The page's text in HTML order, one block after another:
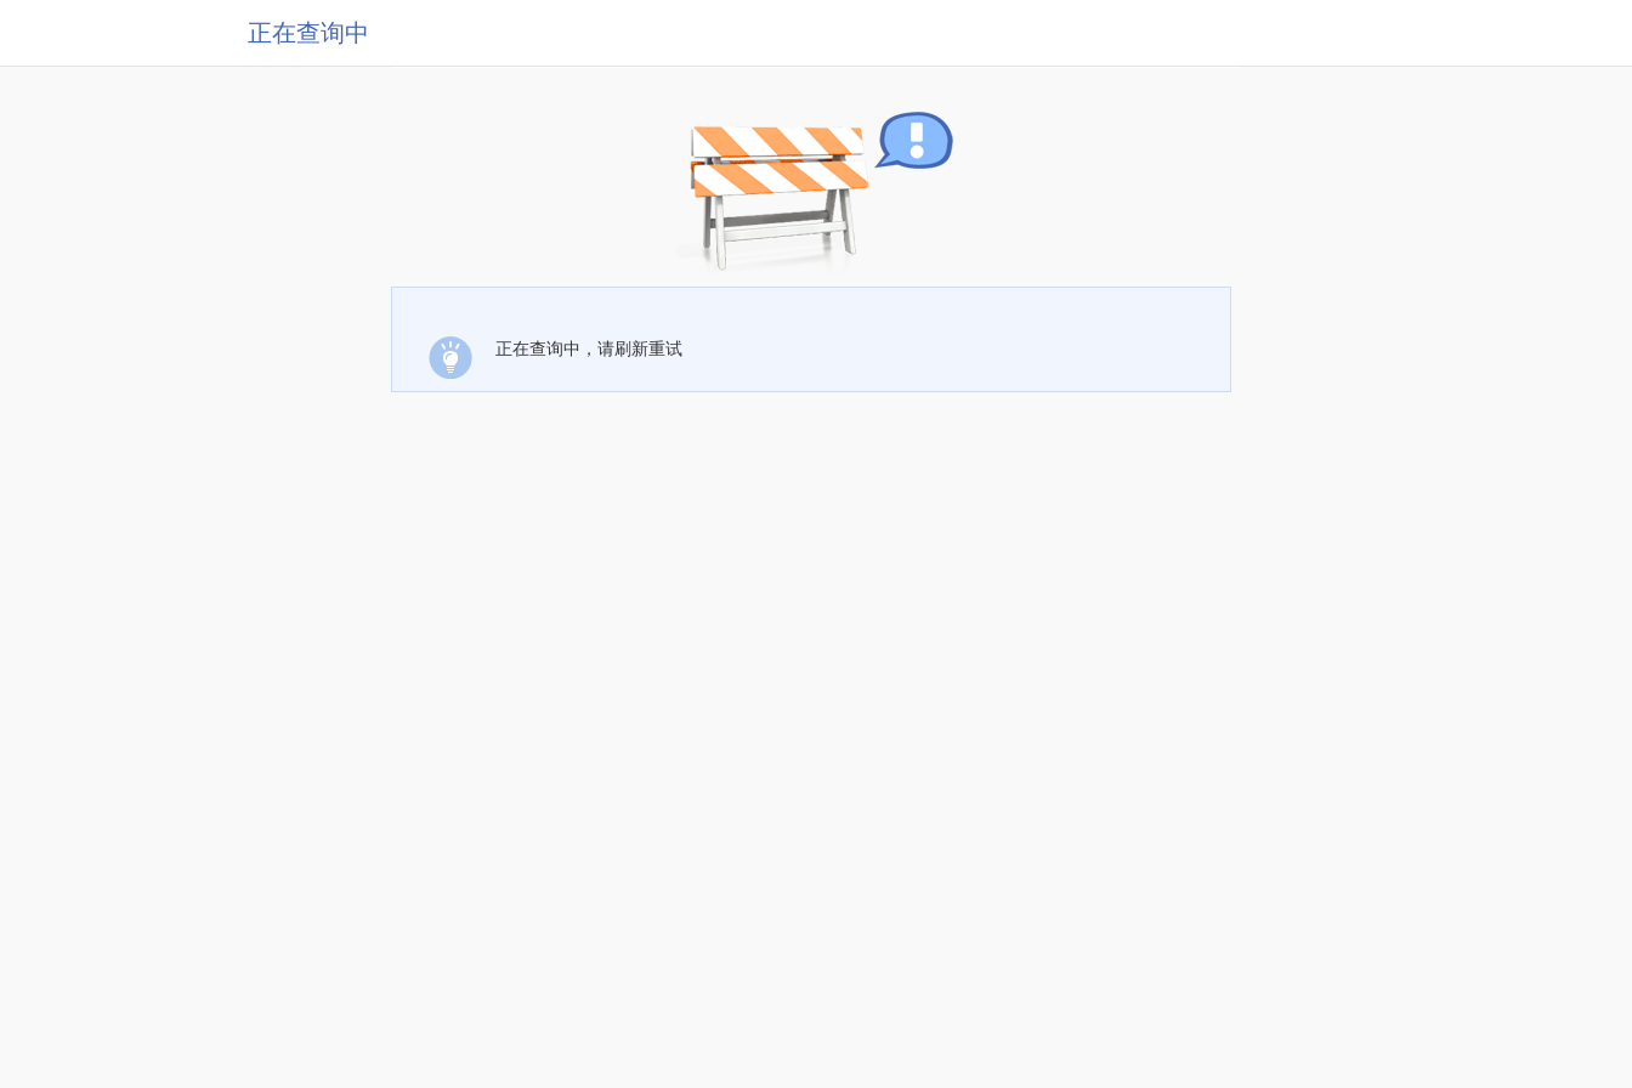
正在查询中
正在查询中，请刷新重试